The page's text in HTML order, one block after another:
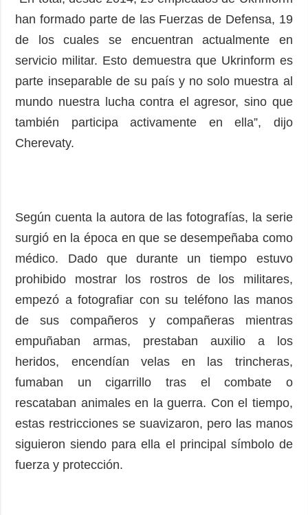
han formado parte de las Fuerzas de Defensa, 19
de los cuales se encuentran actualmente en
servicio militar. Esto demuestra que Ukrinform es
parte inseparable de su país y no solo muestra al
mundo nuestra lucha contra el agresor, sino que
también participa activamente en ella”, dijo
Cherevaty.
Según cuenta la autora de las fotografías, la serie
surgió en la época en que se desempeñaba como
médico. Dado que durante un tiempo estuvo
prohibido mostrar los rostros de los militares,
empezó a fotografiar con su teléfono las manos
de sus compañeros y compañeras mientras
empuñaban armas, prestaban auxilio a los
heridos, encendían velas en las trincheras,
fumaban un cigarrillo tras el combate o
rescataban animales en la guerra. Con el tiempo,
estas restricciones se suavizaron, pero las manos
siguieron siendo para ella el principal símbolo de
fuerza y protección.